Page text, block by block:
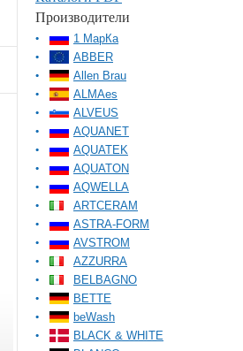
Производители
1 МарКа
ABBER
Allen Brau
ALMAes
ALVEUS
AQUANET
AQUATEK
AQUATON
AQWELLA
ARTCERAM
ASTRA-FORM
AVSTROM
AZZURRA
BELBAGNO
BETTE
beWash
BLACK & WHITE